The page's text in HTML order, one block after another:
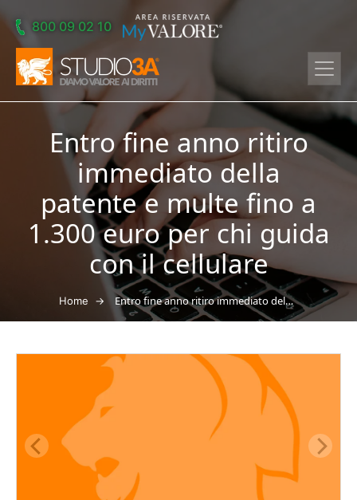
800 09 02 10
Entro fine anno ritiro
immediato della
patente e multe fino a
1.300 euro per chi guida
con il cellulare
Home → Entro fine anno ritiro immediato della patente e multe fino a 1.300 euro per chi guida con il cellulare